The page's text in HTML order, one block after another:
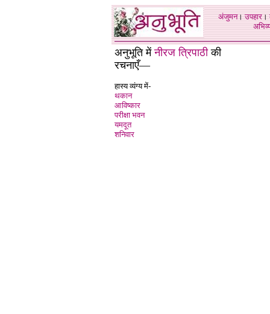
अंजुमन।उपहार।
अनुभूति मेंनीरज त्रिपाठीकी
रचनाएँ—
हास्य व्यंग्य में-
थकान
आविष्कार
परीक्षा भवन
यमदूत
शनिवार